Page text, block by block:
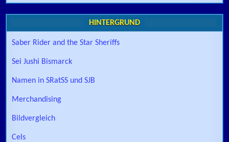
HINTERGRUND
Saber Rider and the Star Sheriffs
Sei Jushi Bismarck
Namen in SRatSS und SJB
Merchandising
Bildvergleich
Cels